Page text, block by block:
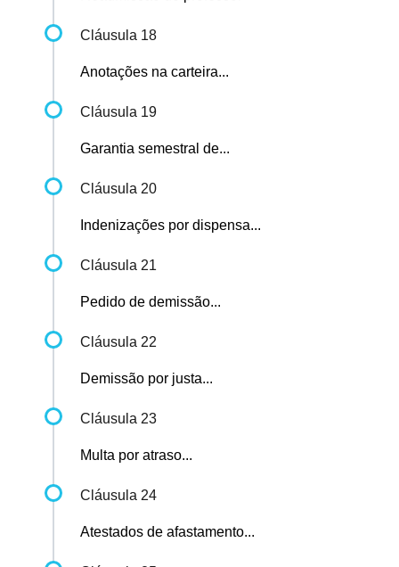
Cláusula 18
Anotações na carteira...
Cláusula 19
Garantia semestral de...
Cláusula 20
Indenizações por dispensa...
Cláusula 21
Pedido de demissão...
Cláusula 22
Demissão por justa...
Cláusula 23
Multa por atraso...
Cláusula 24
Atestados de afastamento...